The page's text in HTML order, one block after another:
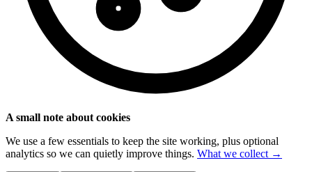
A small note about cookies
We use a few essentials to keep the site working, plus optional
analytics so we can quietly improve things. What we collect →